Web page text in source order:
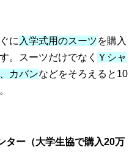
に 入学式用のスーツを購入
。スーツだけでなく Ｙシャ
カバンなどをそろえると10
ター（大学生協で購入20万